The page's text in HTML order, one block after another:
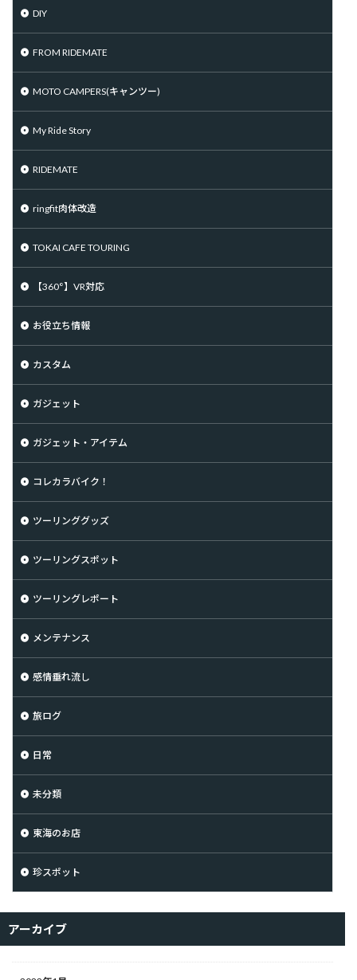
DIY
FROM RIDEMATE
MOTO CAMPERS(キャンツー)
My Ride Story
RIDEMATE
ringfit肉体改造
TOKAI CAFE TOURING
【360°】VR対応
お役立ち情報
カスタム
ガジェット
ガジェット・アイテム
コレカラバイク！
ツーリンググッズ
ツーリングスポット
ツーリングレポート
メンテナンス
感情垂れ流し
旅ログ
日常
未分類
東海のお店
珍スポット
アーカイブ